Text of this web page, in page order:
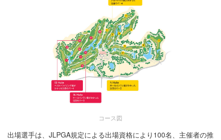
コース図
出場選手は、JLPGA規定による出場資格により100名、主催者の推